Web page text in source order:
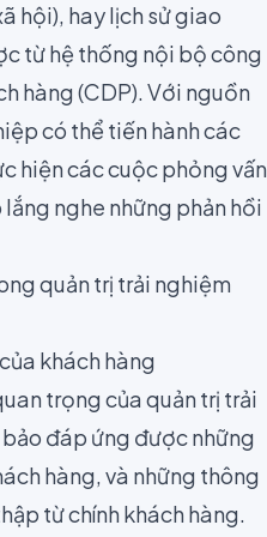
hội), hay lịch sử giao
từ hệ thống nội bộ công
hàng (CDP). Với nguồn
có thể tiến hành các
hiện các cuộc phỏng vấn
lắng nghe những phản hồi
quản trị trải nghiệm
khách hàng
trọng của quản trị trải
đáp ứng được những
hàng, và những thông
từ chính khách hàng.